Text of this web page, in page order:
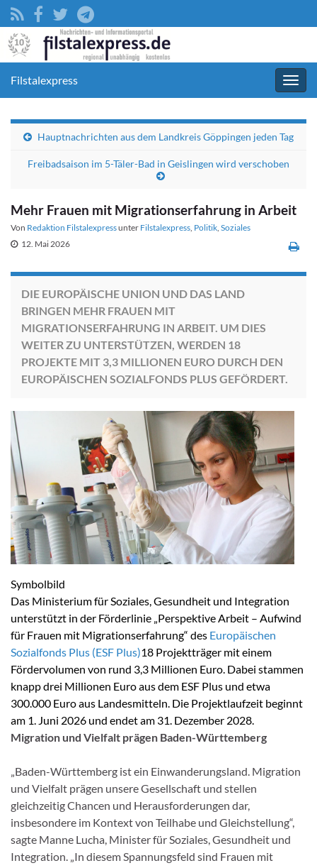
Filstalexpress
Hauptnachrichten aus dem Landkreis Göppingen jeden Tag
Freibadsaison im 5-Täler-Bad in Geislingen wird verschoben
Mehr Frauen mit Migrationserfahrung in Arbeit
Von Redaktion Filstalexpressunter Filstalexpress, Politik, Soziales
12. Mai 2026
DIE EUROPÄISCHE UNION UND DAS LAND
BRINGEN MEHR FRAUEN MIT
MIGRATIONSERFAHRUNG IN ARBEIT. UM DIES
WEITER ZU UNTERSTÜTZEN, WERDEN 18
PROJEKTE MIT 3,3 MILLIONEN EURO DURCH DEN
EUROPÄISCHEN SOZIALFONDS PLUS GEFÖRDERT.
Symbolbild
Das Ministerium für Soziales, Gesundheit und Integration
unterstützt in der Förderlinie „Perspektive Arbeit – Aufwind
für Frauen mit Migrationserfahrung“ des Europäischen
Sozialfonds Plus (ESF Plus)18 Projektträger mit einem
Fördervolumen von rund 3,3 Millionen Euro. Dabei stammen
knapp drei Millionen Euro aus dem ESF Plus und etwa
300.000 Euro aus Landesmitteln. Die Projektlaufzeit beginnt
am 1. Juni 2026 und endet am 31. Dezember 2028.
Migration und Vielfalt prägen Baden-Württemberg
„Baden-Württemberg ist ein Einwanderungsland. Migration
und Vielfalt prägen unsere Gesellschaft und stellen
gleichzeitig Chancen und Herausforderungen dar,
insbesondere im Kontext von Teilhabe und Gleichstellung“,
sagte Manne Lucha, Minister für Soziales, Gesundheit und
Integration. „In diesem Spannungsfeld sind Frauen mit